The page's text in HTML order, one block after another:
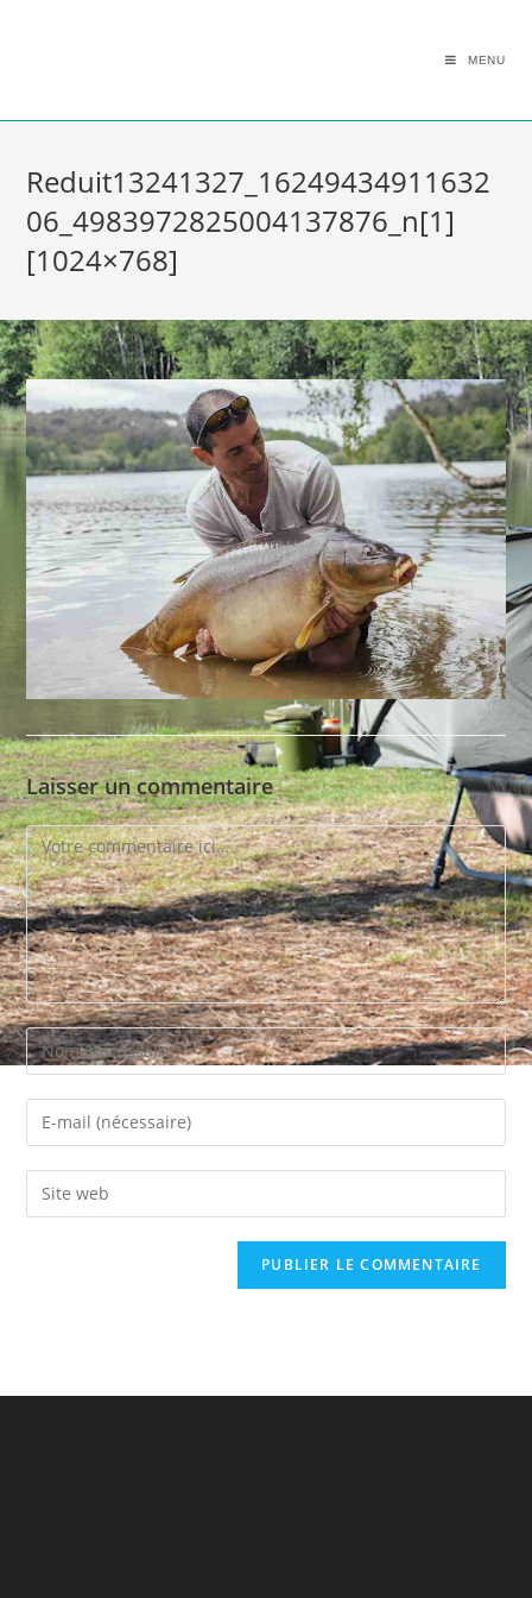
MENU
Reduit13241327_16249434911632
06_4983972825004137876_n[1]
[1024×768]
Laisser un commentaire